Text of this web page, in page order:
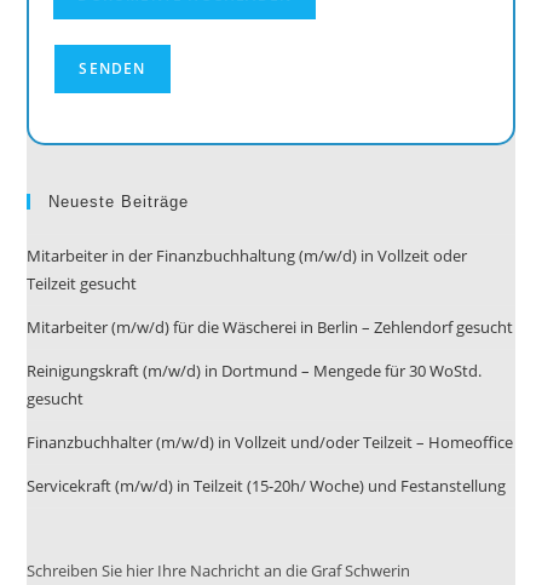
Neueste Beiträge
Mitarbeiter in der Finanzbuchhaltung (m/w/d) in Vollzeit oder
Teilzeit gesucht
Mitarbeiter (m/w/d) für die Wäscherei in Berlin – Zehlendorf gesucht
Reinigungskraft (m/w/d) in Dortmund – Mengede für 30 WoStd.
gesucht
Finanzbuchhalter (m/w/d) in Vollzeit und/oder Teilzeit – Homeoffice
Servicekraft (m/w/d) in Teilzeit (15-20h/ Woche) und Festanstellung
Schreiben Sie hier Ihre Nachricht an die Graf Schwerin